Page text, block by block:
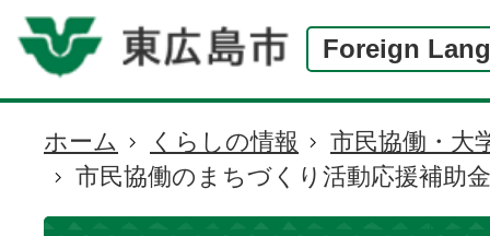
Foreign
現
在
の
ホーム くらしの情報
市民協働・大
市民協働のまちづくり活動応援補助